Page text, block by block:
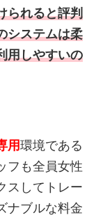
られると評判
システムは柔
用しやすいの
用環境である
フも全員女性
スしてトレー
ナブルな料金